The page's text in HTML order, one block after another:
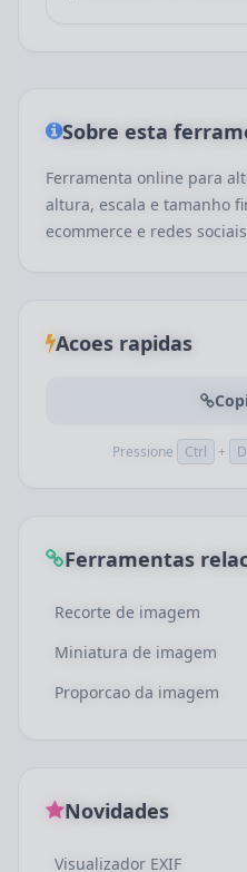
Sobre esta
Ferramenta online para
altura, escala e tamanho
ecommerce e redes
Acoes rapidas
Pressione Ctrl + D
Ferramentas
Recorte de imagem
Miniatura de imagem
Proporcao da imagem
Novidades
Visualizador EXIF